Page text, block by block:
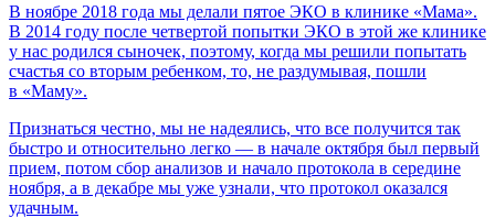
В ноябре 2018 года мы делали пятое ЭКО в клинике «Мама».
В 2014 году после четвертой попытки ЭКО в этой же клинике
у нас родился сыночек, поэтому, когда мы решили попытать
счастья со вторым ребенком, то, не раздумывая, пошли
в «Маму».
Признаться честно, мы не надеялись, что все получится так
быстро и относительно легко — в начале октября был первый
прием, потом сбор анализов и начало протокола в середине
ноября, а в декабре мы уже узнали, что протокол оказался
удачным.